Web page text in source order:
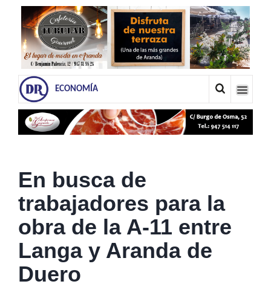
ECONOMÍA
En busca de
trabajadores para la
obra de la A-11 entre
Langa y Aranda de
Duero